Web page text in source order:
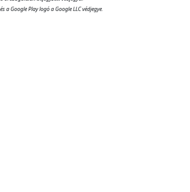
a Google Play logó a Google LLC védjegye.